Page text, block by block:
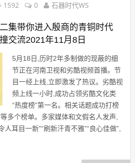
1592 0 石器时代WS
集带你进入殷商的青铜时代
交流2021年11月8日
5月18日,历时2年多制做的现蔽的细
节正在河南卫视和劣酷视频首播。节
目一经上线,立即激发了热议。劣酷视
频上线一小时,成功占领劣酷文化类
“热度榜”第一名。相关话题成功打榜
多个榜单。多家媒体和文假名人发声,
人耳目一新”“刷新汗青不雅”“良心佳做”,